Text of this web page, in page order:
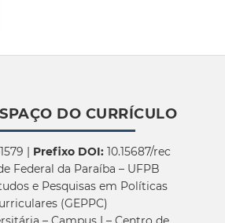
DO CURRÍCULO
| Prefixo DOI:10.15687/rec
Federal da Paraíba – UFPB
e Pesquisas em Políticas
(GEPPC)